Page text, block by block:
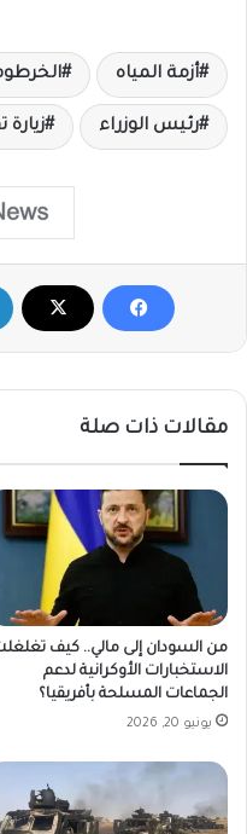
أزمة المياه
رئيس الوزراء
مقالات ذات صلة
من السودان إلى مالي.. كيف
الاستخبارات الأوكرانية لدعم
الجماعات المسلحة بأفريقيا؟
يونيو 20, 2026